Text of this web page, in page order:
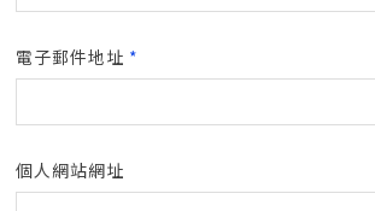
電子郵件地址 *
個人網站網址